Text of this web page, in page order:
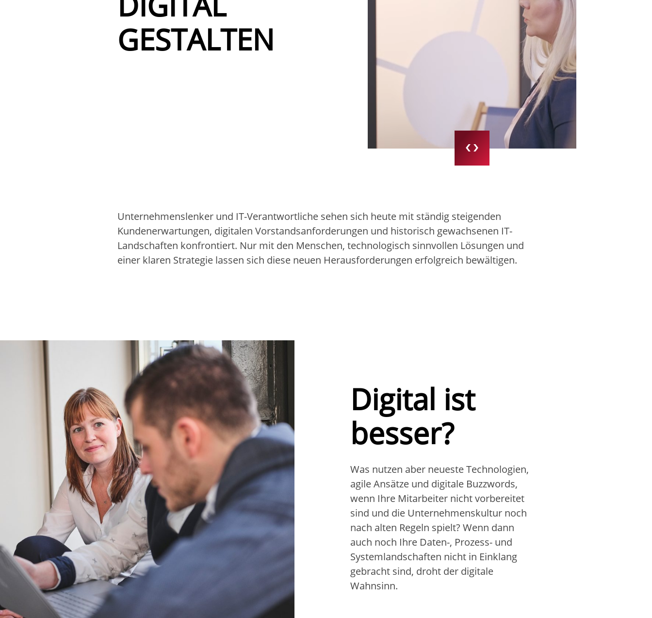
GESTALTEN
Unternehmenslenker und IT-Verantwortliche sehen sich heute mit ständig steigenden
Kundenerwartungen, digitalen Vorstandsanforderungen und historisch gewachsenen IT-
Landschaften konfrontiert. Nur mit den Menschen, technologisch sinnvollen Lösungen und
einer klaren Strategie lassen sich diese neuen Herausforderungen erfolgreich bewältigen.
Digital ist
besser?
Was nutzen aber neueste Technologien,
agile Ansätze und digitale Buzzwords,
wenn Ihre Mitarbeiter nicht vorbereitet
sind und die Unternehmenskultur noch
nach alten Regeln spielt? Wenn dann
auch noch Ihre Daten-, Prozess- und
Systemlandschaften nicht in Einklang
gebracht sind, droht der digitale
Wahnsinn.